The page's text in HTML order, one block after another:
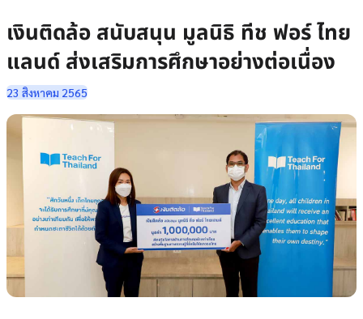
เงินติดล้อ สนับสนุน มูลนิธิ ทีช ฟอร์ ไทย
แลนด์ ส่งเสริมการศึกษาอย่างต่อเนื่อง
23 สิงหาคม 2565